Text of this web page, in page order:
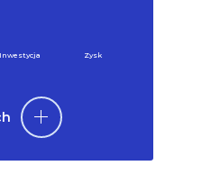
Inwestycja Zysk